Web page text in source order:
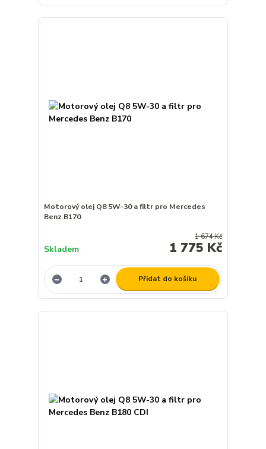
Motorový olej Q8 5W-30 a filtr pro Mercedes
Benz B170
1 674 Kč
1 775 Kč
Skladem
Přidat do košíku